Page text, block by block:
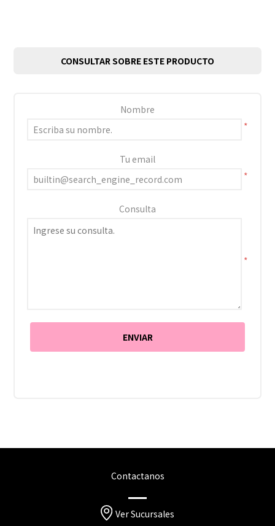
CONSULTAR SOBRE ESTE PRODUCTO
Nombre
*
Tu email
*
Consulta
*
Contactanos
Ver Sucursales